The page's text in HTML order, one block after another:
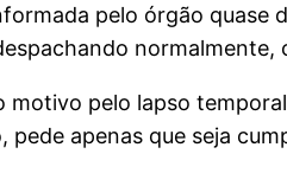
pelo órgão quase
motivo pelo lapso
pede apenas que seja